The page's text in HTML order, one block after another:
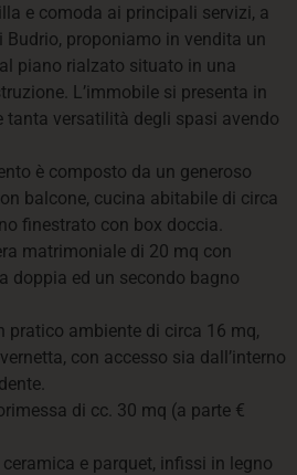
e comoda ai principali servizi, a
proponiamo in vendita un
piano rialzato situato in una
L’immobile si presenta in
versatilità degli spasi avendo
è composto da un generoso
balcone, cucina abitabile di circa
finestrato con box doccia.
matrimoniale di 20 mq con
doppia ed un secondo bagno
pratico ambiente di circa 16 mq,
con accesso sia dall’interno
di cc. 30 mq (a parte €
e parquet, infissi in legno